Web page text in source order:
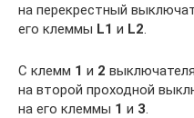
на перекрестный
его клеммы L1 и L2.
С клемм 1 и 2 выключателя
на второй проходной
на его клеммы 1 и 3.